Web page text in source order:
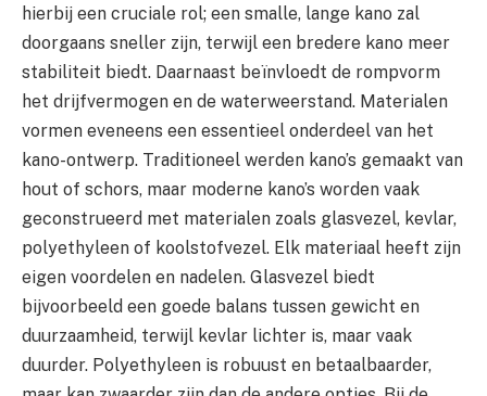
hierbij een cruciale rol; een smalle, lange kano zal
doorgaans sneller zijn, terwijl een bredere kano meer
stabiliteit biedt. Daarnaast beïnvloedt de rompvorm
het drijfvermogen en de waterweerstand. Materialen
vormen eveneens een essentieel onderdeel van het
kano-ontwerp. Traditioneel werden kano’s gemaakt van
hout of schors, maar moderne kano’s worden vaak
geconstrueerd met materialen zoals glasvezel, kevlar,
polyethyleen of koolstofvezel. Elk materiaal heeft zijn
eigen voordelen en nadelen. Glasvezel biedt
bijvoorbeeld een goede balans tussen gewicht en
duurzaamheid, terwijl kevlar lichter is, maar vaak
duurder. Polyethyleen is robuust en betaalbaarder,